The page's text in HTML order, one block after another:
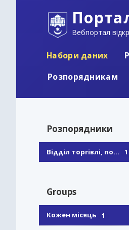
Вебпортал
Набори даних
Розпорядникам
Розпорядники
Відділ торгівлі, по... 1
Groups
Кожен місяць 1